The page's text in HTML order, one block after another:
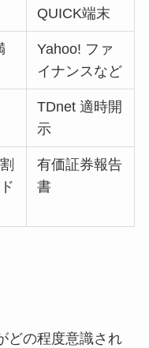
QUICK端末
Yahoo! ファ
イナンスなど
TDnet 適時開
示
有価証券報告
書
どの程度意識され